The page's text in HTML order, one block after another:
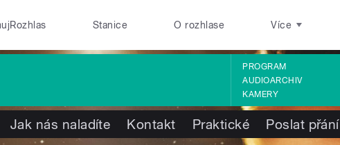
Stanice O rozhlase Více
PROGRAM
AUDIOARCHIV
KAMERY
Jak nás naladíte Kontakt Praktické Poslat přání